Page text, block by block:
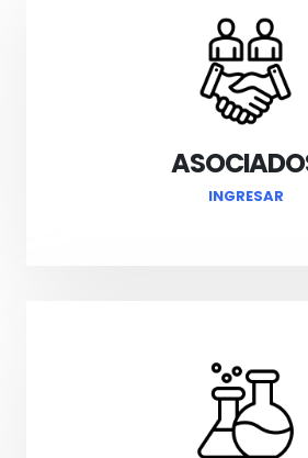
INGRESAR